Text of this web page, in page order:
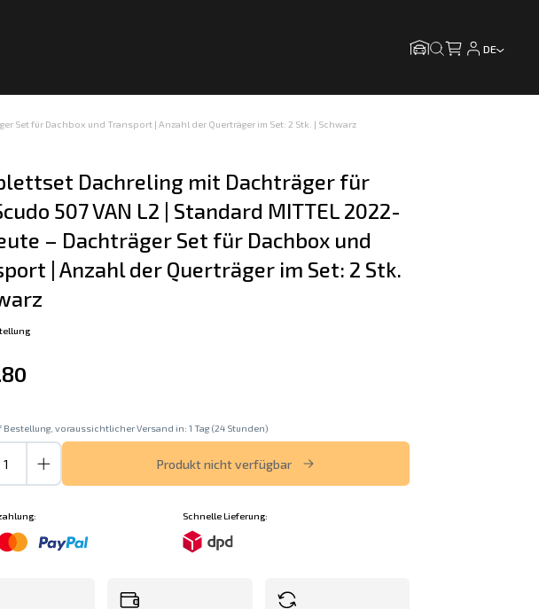
DE
Set für Dachbox und Transport | Anzahl der Querträger im Set: 2 Stk. | Schwarz
Dachreling mit Dachträger für
507 VAN L2 | Standard MITTEL 2022-
– Dachträger Set für Dachbox und
| Anzahl der Querträger im Set: 2 Stk.
Bestellung, voraussichtlicher Versand in: 1 Tag (24 Stunden)
Produkt nicht verfügbar
Schnelle Lieferung: